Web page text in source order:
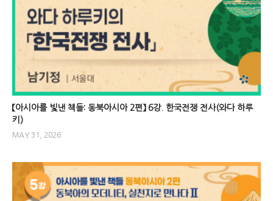
【아시아를 빛낸 책들: 동북아시아 2편】 6강. 한국전쟁 전사(와다 하루
키)
MAY 31, 2026